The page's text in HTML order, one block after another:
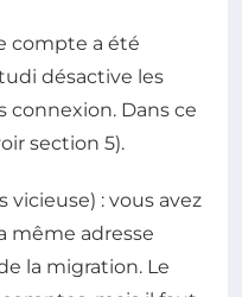
compte a été
désactive les
connexion. Dans ce
section 5).
vicieuse) : vous avez
même adresse
la migration. Le